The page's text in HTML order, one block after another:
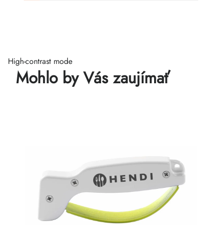
High-contrast mode
Mohlo by Vás zaujímať